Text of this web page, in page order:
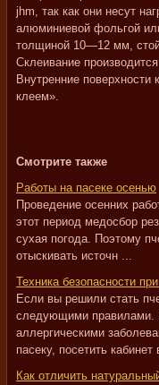
jhm, так как они несут
алюминиевой фольгой
толщиной 10—12 мм,
Склеивание
Внутренние поверхности
клеем».
Смотрите также
Работы на пасеке осенью
Проведение осенних
этот период медосбор
сухая погода. Поэтому
отыскивать источн ...
Техника безопасности
Если вы решили стать
следующими
аллергическими
пасеку, посетить кабинет
Как отличить